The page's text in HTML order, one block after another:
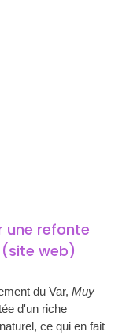
une refonte
web)
du Var, Muy
d'un riche
ce qui en fait